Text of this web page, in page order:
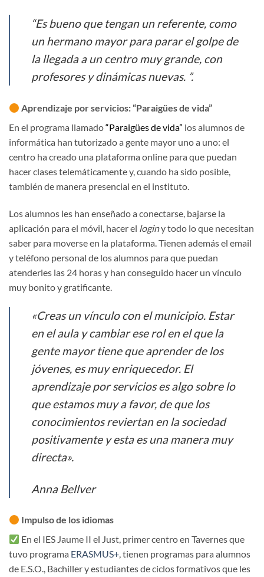
“Es bueno que tengan un referente, como
un hermano mayor para parar el golpe de
la llegada a un centro muy grande, con
profesores y dinámicas nuevas. ”.
Aprendizaje por servicios:“Paraigües de vida”
En el programa llamado“Paraigües de vida” los alumnos de
informática han tutorizado a gente mayor uno a uno: el
centro ha creado una plataforma online para que puedan
hacer clases telemáticamente y, cuando ha sido posible,
también de manera presencial en el instituto.
Los alumnos les han enseñado a conectarse, bajarse la
aplicación para el móvil, hacer el loginy todo lo que necesitan
saber para moverse en la plataforma. Tienen además el email
y teléfono personal de los alumnos para que puedan
atenderles las 24 horas y han conseguido hacer un vínculo
muy bonito y gratificante.
«Creas un vínculo con el municipio. Estar
en el aula y cambiar ese rol en el que la
gente mayor tiene que aprender de los
jóvenes, es muy enriquecedor. El
aprendizaje por servicios es algo sobre lo
que estamos muy a favor, de que los
conocimientos reviertan en la sociedad
positivamente y esta es una manera muy
directa».
Anna Bellver
Impulso de los idiomas
En el IES Jaume II el Just, primer centro en Tavernes que
tuvo programa ERASMUS+, tienen programas para alumnos
de E.S.O., Bachiller y estudiantes de ciclos formativos que les